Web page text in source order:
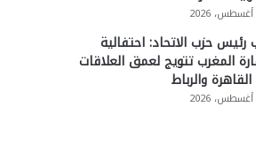
رئيس حزب الاتحاد: احتفالية
المغرب تتويج لعمق العلاقات
والرباط